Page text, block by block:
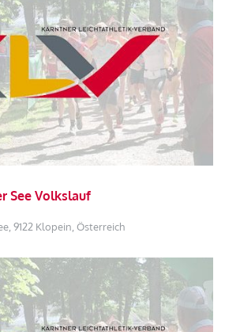
See Volkslauf
9122 Klopein, Österreich